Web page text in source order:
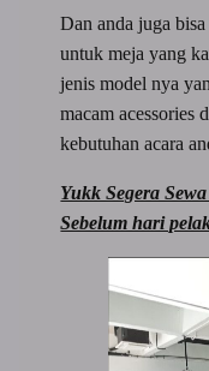
Dan anda juga
untuk meja yang
jenis model nya
macam acessories
kebutuhan acara
Yukk Segera
Sebelum hari